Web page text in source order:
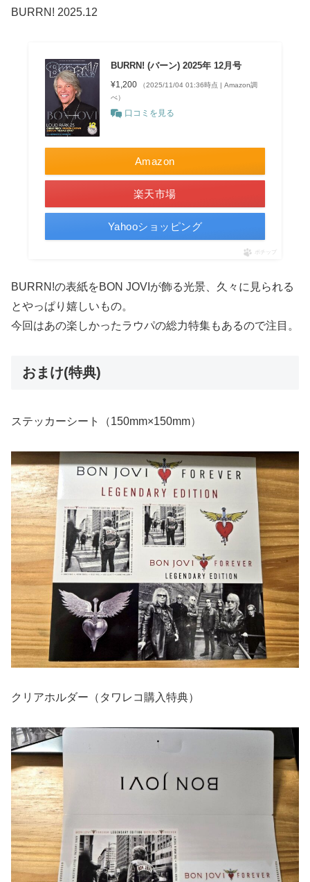
BURRN! 2025.12
BURRN! (バーン) 2025年 12月号
¥1,200
（2025/11/04 01:36時点 | Amazon調
べ）
口コミを見る
Amazon
楽天市場
Yahooショッピング
ポチップ
BURRN!の表紙をBON JOVIが飾る光景、久々に見られる
とやっぱり嬉しいもの。
今回はあの楽しかったラウパの総力特集もあるので注目。
おまけ(特典)
ステッカーシート（150mm×150mm）
クリアホルダー（タワレコ購入特典）